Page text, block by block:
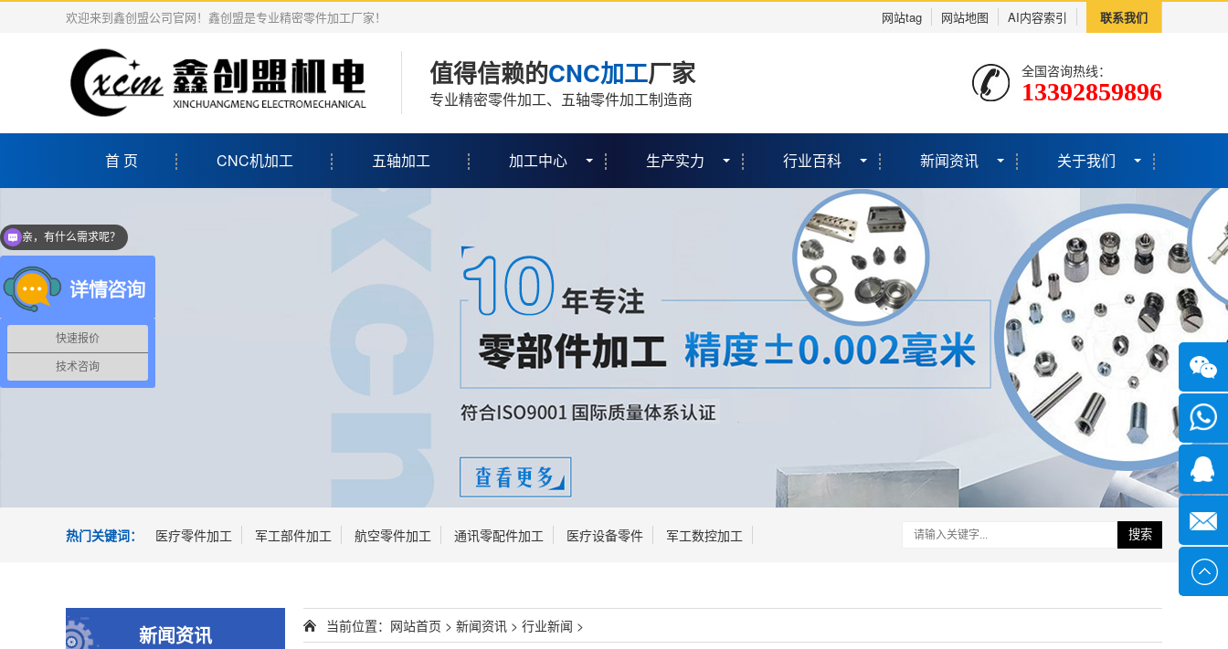
欢迎来到鑫创盟公司官网！鑫创盟是专业精密零件加工厂家！ 网站tag 网站地图 AI内容索引 联系我们
值得信赖的CNC加工厂家
专业精密零件加工、五轴零件加工制造商
全国咨询热线：
13392859896
首 页 CNC机加工 五轴加工 加工中心 生产实力 行业百科 新闻资讯 关于我们
热门关键词： 医疗零件加工 军工部件加工 航空零件加工 通讯零配件加工 医疗设备零件 军工数控加工 搜索
新闻资讯 当前位置： 网站首页 > 新闻资讯 > 行业新闻 >
微信
快速报价
技术咨询
亲，有什么需求呢？
当前客服在线